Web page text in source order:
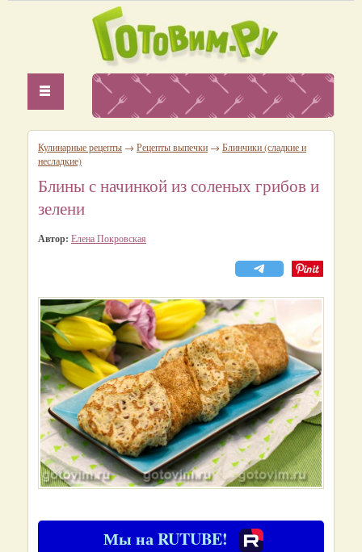
Кулинарные рецепты → Рецепты выпечки → Блинчики (сладкие и
несладкие)
Блины с начинкой из соленых грибов и
зелени
Автор: Елена Покровская
Мы на RUTUBE!